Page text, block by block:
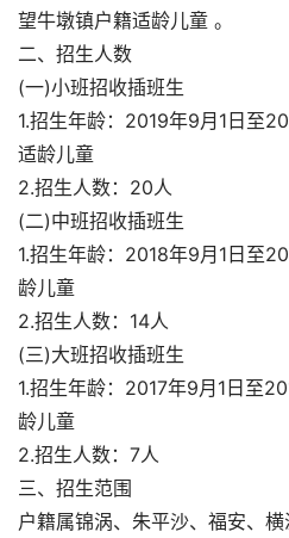
望牛墩镇户籍适龄儿童 。
二、招生人数
(一)小班招收插班生
1.招生年龄：2019年9月1日至
适龄儿童
2.招生人数：20人
(二)中班招收插班生
1.招生年龄：2018年9月1日至
龄儿童
2.招生人数：14人
(三)大班招收插班生
1.招生年龄：2017年9月1日至
龄儿童
2.招生人数：7人
三、招生范围
户籍属锦涡、朱平沙、福安、